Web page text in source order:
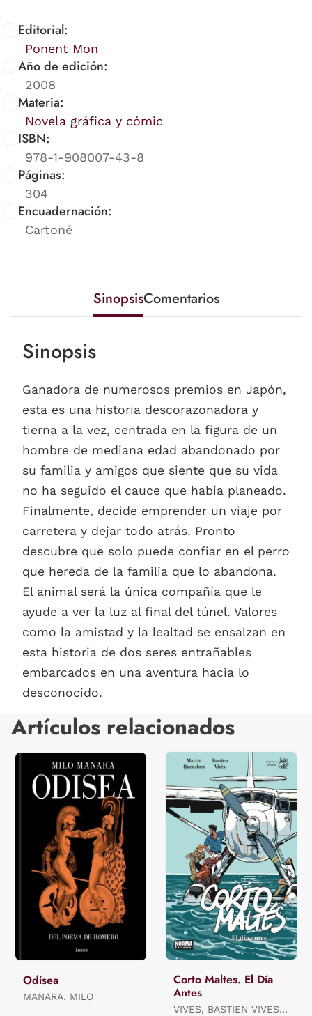
Editorial:
Ponent Mon
Año de edición:
2008
Materia:
Novela gráfica y cómic
ISBN:
978-1-908007-43-8
Páginas:
304
Encuadernación:
Cartoné
SinopsisComentarios
Sinopsis
Ganadora de numerosos premios en Japón,
esta es una historia descorazonadora y
tierna a la vez, centrada en la figura de un
hombre de mediana edad abandonado por
su familia y amigos que siente que su vida
no ha seguido el cauce que había planeado.
Finalmente, decide emprender un viaje por
carretera y dejar todo atrás. Pronto
descubre que solo puede confiar en el perro
que hereda de la familia que lo abandona.
El animal será la única compañía que le
ayude a ver la luz al final del túnel. Valores
como la amistad y la lealtad se ensalzan en
esta historia de dos seres entrañables
embarcados en una aventura hacia lo
desconocido.
Artículos relacionados
Odisea
MANARA, MILO
Corto Maltes. El Día
Antes
VIVES, BASTIEN VIVES /